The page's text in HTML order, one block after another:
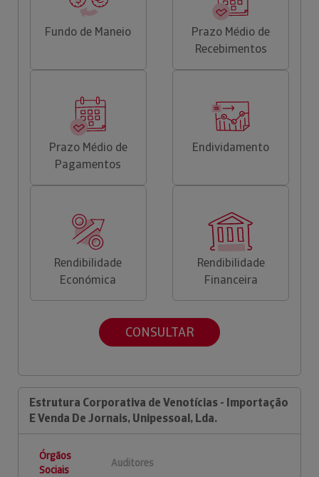
Fundo de Maneio
Prazo Médio de
Recebimentos
Prazo Médio de
Pagamentos
Endividamento
Rendibilidade
Económica
Rendibilidade
Financeira
CONSULTAR
Estrutura Corporativa de Venotícias - Importação
E Venda De Jornais, Unipessoal, Lda.
Órgãos
Sociais
Auditores